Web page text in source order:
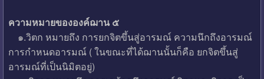
ความหมายขององค์ฌาน ๕
๑.วิตก หมายถึง การยกจิตขึ้นสู่อารมณ์ ความนึกถึงอารมณ์
การกำหนดอารมณ์ ( ในขณะที่ได้ฌานนั้นก็คือ ยกจิตขึ้นสู่
อารมณ์ที่เป็นนิมิตอยู่)